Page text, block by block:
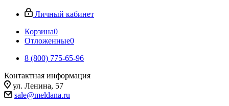
Личный кабинет
Корзина0
Отложенные0
8 (800) 775-65-96
Контактная информация
ул. Ленина, 57
sale@meldana.ru